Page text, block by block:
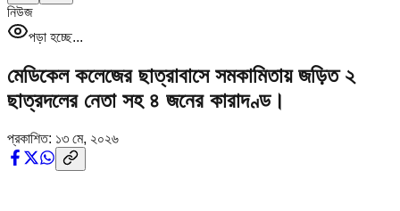
নিউজ
পড়া হচ্ছে...
মেডিকেল কলেজের ছাত্রাবাসে সমকামিতায় জড়িত ২
ছাত্রদলের নেতা সহ ৪ জনের কারাদণ্ড।
প্রকাশিত: ১৩ মে, ২০২৬